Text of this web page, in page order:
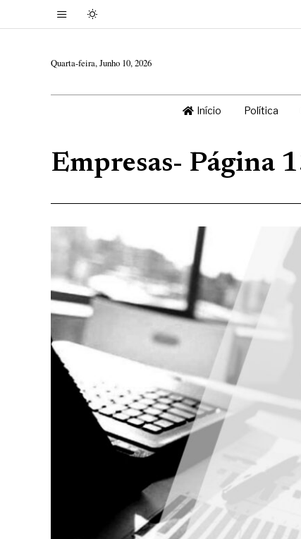
Quarta-feira, Junho 10, 2026
Início Política
Empresas- Página